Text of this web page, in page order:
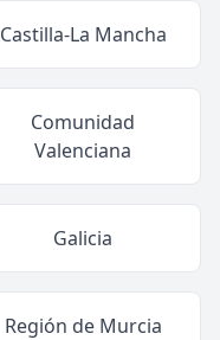
Castilla-La Mancha
Comunidad
Valenciana
Galicia
Región de Murcia